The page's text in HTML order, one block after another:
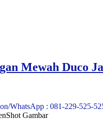
Mewah Duco
WhatsApp : 081-229-525-
Gambar